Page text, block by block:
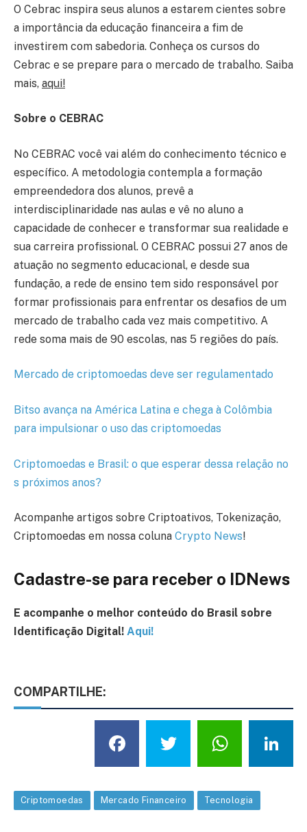
O Cebrac inspira seus alunos a estarem cientes sobre
a importância da educação financeira a fim de
investirem com sabedoria. Conheça os cursos do
Cebrac e se prepare para o mercado de trabalho. Saiba
mais, aqui!
Sobre o CEBRAC
No CEBRAC você vai além do conhecimento técnico e
específico. A metodologia contempla a formação
empreendedora dos alunos, prevê a
interdisciplinaridade nas aulas e vê no aluno a
capacidade de conhecer e transformar sua realidade e
sua carreira profissional. O CEBRAC possui 27 anos de
atuação no segmento educacional, e desde sua
fundação, a rede de ensino tem sido responsável por
formar profissionais para enfrentar os desafios de um
mercado de trabalho cada vez mais competitivo. A
rede soma mais de 90 escolas, nas 5 regiões do país.
Mercado de criptomoedas deve ser regulamentado
Bitso avança na América Latina e chega à Colômbia
para impulsionar o uso das criptomoedas
Criptomoedas e Brasil: o que esperar dessa relação no
s próximos anos?
Acompanhe artigos sobre Criptoativos, Tokenização,
Criptomoedas em nossa coluna Crypto News!
Cadastre-se para receber o IDNews
E acompanhe o melhor conteúdo do Brasil sobre
Identificação Digital! Aqui!
COMPARTILHE:
Facebook
Twitter
Criptomoedas Mercado Financeiro Tecnologia